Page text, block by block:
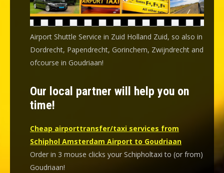
Airport Shuttle Service in Zuid Holland Zuid, so also in
Dordrecht, Papendrecht, Gorinchem, Zwijndrecht and
ofcourse in Goudriaan!
Our local partner will help you on
time!
Cheap airporttransfer/taxi services from
Schiphol Amsterdam Airport to Goudriaan
Order in 3 mouse clicks your Schipholtaxi to (or from)
Goudriaan!